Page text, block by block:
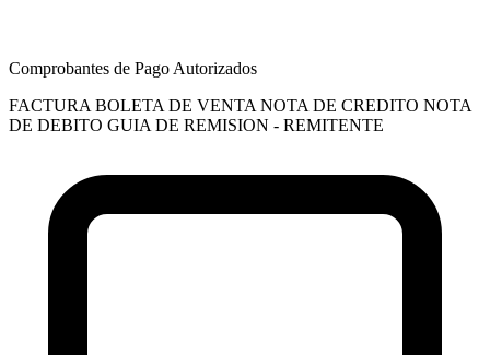
Comprobantes de Pago Autorizados
FACTURA BOLETA DE VENTA NOTA DE CREDITO NOTA
DE DEBITO GUIA DE REMISION - REMITENTE